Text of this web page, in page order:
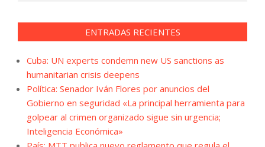
ENTRADAS RECIENTES
Cuba: UN experts condemn new US sanctions as
humanitarian crisis deepens
Política: Senador Iván Flores por anuncios del
Gobierno en seguridad «La principal herramienta para
golpear al crimen organizado sigue sin urgencia;
Inteligencia Económica»